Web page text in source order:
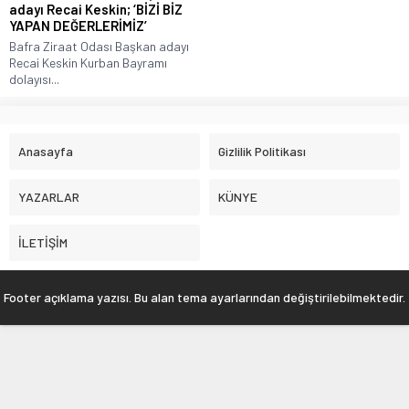
adayı Recai Keskin; ‘BİZİ BİZ
YAPAN DEĞERLERİMİZ’
Bafra Ziraat Odası Başkan adayı
Recai Keskin Kurban Bayramı
dolayısı...
Anasayfa Gizlilik Politikası
YAZARLAR KÜNYE
İLETİŞİM
Footer açıklama yazısı. Bu alan tema ayarlarından değiştirilebilmektedir.